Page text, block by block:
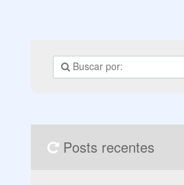
Posts recentes